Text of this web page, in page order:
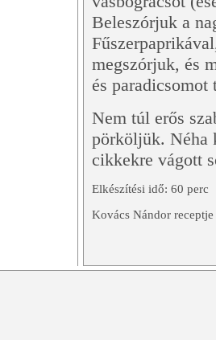
Beleszórjuk a
megszórjuk, és
és paradicsomot
Nem túl erős
pörköljük. Néha
cikkekre vágott
Elkészítési idő: 60 perc
Kovács Nándor receptje